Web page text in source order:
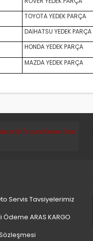
TOYOTA YEDEK PARÇA
DAİHATSU YEDEK PARÇA
HONDA YEDEK PARÇA
MAZDA YEDEK PARÇA
Servis Tavsiyelerimiz
Ödeme ARAS KARGO